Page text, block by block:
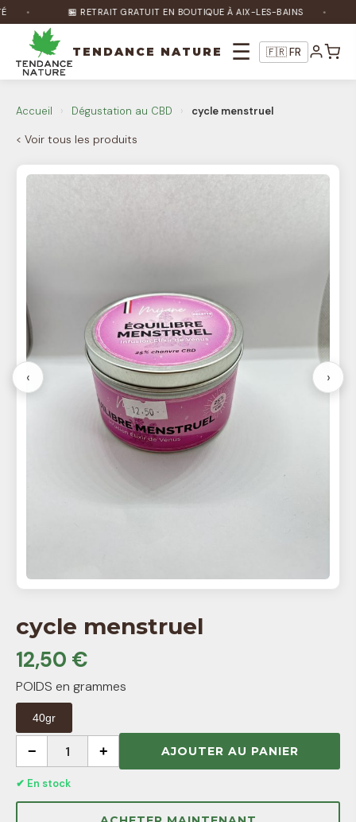
🏪 RETRAIT GRATUIT EN BOUTIQUE À AIX-LES-BAINS
TENDANCE NATURE ☰ 🇫🇷 FR
Accueil › Dégustation au CBD › cycle menstruel
< Voir tous les produits
‹ ›
cycle menstruel
12,50 €
POIDS en grammes
40gr
− 1 + AJOUTER AU PANIER
✔ En stock
🌿 Nature Bot
Bonjour ! Je suis Nature Bot 🌿 Comment